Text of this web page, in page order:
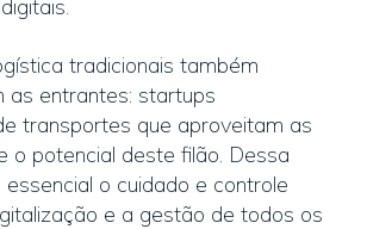
tradicionais também
as entrantes: startups
transportes que aproveitam as
o potencial deste filão. Dessa
o cuidado e controle
e a gestão de todos os